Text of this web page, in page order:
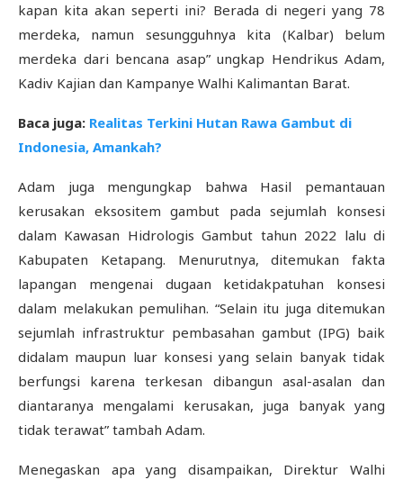
kapan kita akan seperti ini? Berada di negeri yang 78
merdeka, namun sesungguhnya kita (Kalbar) belum
merdeka dari bencana asap” ungkap Hendrikus Adam,
Kadiv Kajian dan Kampanye Walhi Kalimantan Barat.
Baca juga: Realitas Terkini Hutan Rawa Gambut di
Indonesia, Amankah?
Adam juga mengungkap bahwa Hasil pemantauan
kerusakan eksositem gambut pada sejumlah konsesi
dalam Kawasan Hidrologis Gambut tahun 2022 lalu di
Kabupaten Ketapang. Menurutnya, ditemukan fakta
lapangan mengenai dugaan ketidakpatuhan konsesi
dalam melakukan pemulihan. “Selain itu juga ditemukan
sejumlah infrastruktur pembasahan gambut (IPG) baik
didalam maupun luar konsesi yang selain banyak tidak
berfungsi karena terkesan dibangun asal-asalan dan
diantaranya mengalami kerusakan, juga banyak yang
tidak terawat” tambah Adam.
Menegaskan apa yang disampaikan, Direktur Walhi